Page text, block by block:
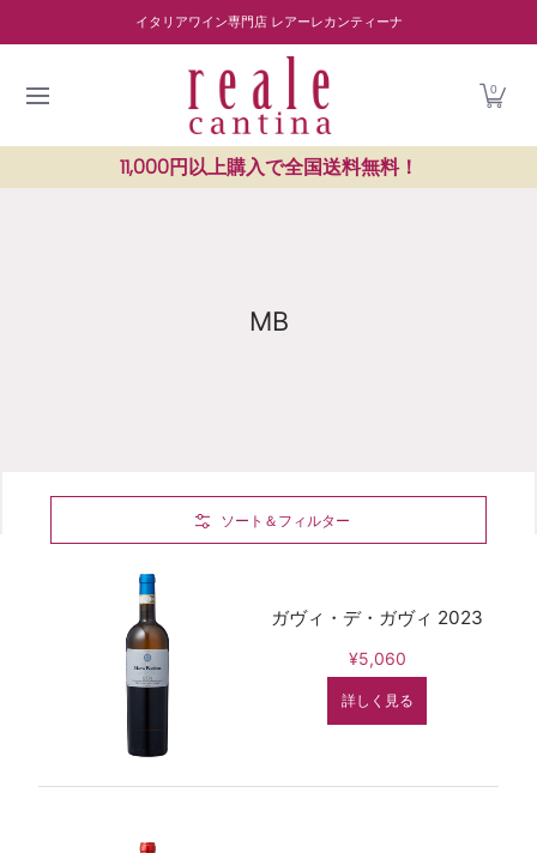
Skip to Main Content ワイナリー紹介 読み物 レストラン紹介
イタリアワイン専門店 レアーレカンティーナ
0
11,000円以上購入で全国送料無料！
MB
ソート＆フィルター
ガヴィ・デ・ガヴィ 2023
¥5,060
詳しく見る